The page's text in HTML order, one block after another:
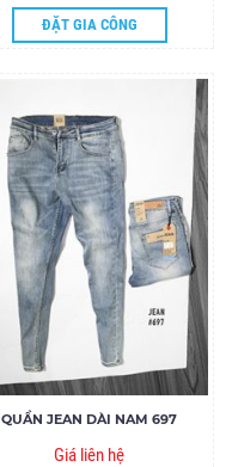
ĐẶT GIA CÔNG
QUẦN JEAN DÀI NAM 697
Giá liên hệ